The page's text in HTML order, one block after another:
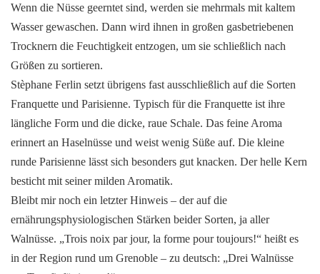
Wenn die Nüsse geerntet sind, werden sie mehrmals mit kaltem
Wasser gewaschen. Dann wird ihnen in großen gasbetriebenen
Trocknern die Feuchtigkeit entzogen, um sie schließlich nach
Größen zu sortieren.
Stèphane Ferlin setzt übrigens fast ausschließlich auf die Sorten
Franquette und Parisienne. Typisch für die Franquette ist ihre
längliche Form und die dicke, raue Schale. Das feine Aroma
erinnert an Haselnüsse und weist wenig Süße auf. Die kleine
runde Parisienne lässt sich besonders gut knacken. Der helle Kern
besticht mit seiner milden Aromatik.
Bleibt mir noch ein letzter Hinweis – der auf die
ernährungsphysiologischen Stärken beider Sorten, ja aller
Walnüsse. „Trois noix par jour, la forme pour toujours!“ heißt es
in der Region rund um Grenoble – zu deutsch: „Drei Walnüsse